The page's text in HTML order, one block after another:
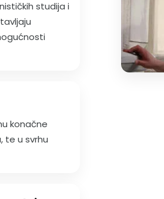
studija i
konačne
te u svrhu